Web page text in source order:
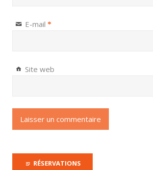
E-mail *
Site web
RÉSERVATIONS